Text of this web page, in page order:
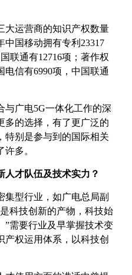
大运营商的知识产权数量
中国移动拥有专利23317
联通有12716项；著作权
电信有6990项，中国联通
与广电5G一体化工作的深
多的选择，有了更广泛的
特别是参与到的国际相关
多。
人才队伍及技术实力？
集型行业，如广电总局副
科技创新的产物，科技始
”需要行业及早掌握技术变
产权运用体系，以科技创